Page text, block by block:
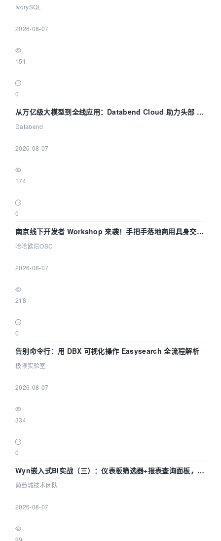
核——我们改得动吗？我们贡献了什么？
IvorySQL
2026-08-07
151
0
从万亿级大模型到全线应用：Databend Cloud 助力头部 AI
企业构建全链路 Trace 数据管道
Databend
2026-08-07
174
0
南京线下开发者 Workshop 来袭！手把手落地商用具身交互
智能 Agent 应用
哈哈欧尼OSC
2026-08-07
218
0
告别命令行：用 DBX 可视化操作 Easysearch 全流程解析
极限实验室
2026-08-07
334
0
Wyn嵌入式BI实战（三）：仪表板筛选器+报表查询面板，参
数联动全闭环
葡萄城技术团队
2026-08-07
99